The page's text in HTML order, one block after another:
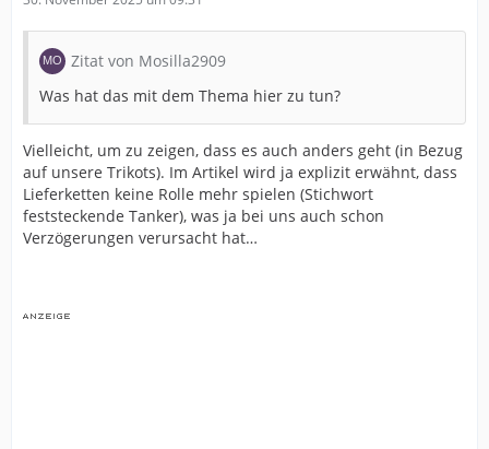
Zitat von Mosilla2909
Was hat das mit dem Thema hier zu tun?
Vielleicht, um zu zeigen, dass es auch anders geht (in Bezug
auf unsere Trikots). Im Artikel wird ja explizit erwähnt, dass
Lieferketten keine Rolle mehr spielen (Stichwort
feststeckende Tanker), was ja bei uns auch schon
Verzögerungen verursacht hat…